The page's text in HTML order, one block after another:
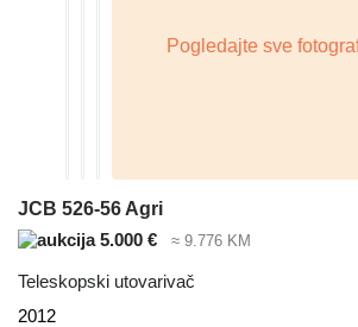
JCB 526-56 Agri
5.000 €
≈ 9.776 KM
Teleskopski utovarivač
2012